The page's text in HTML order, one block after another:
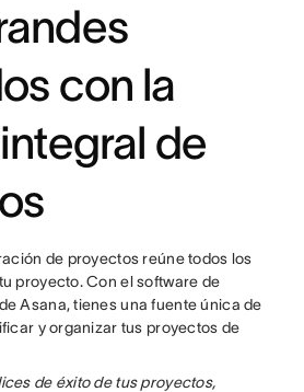
con la
de
de proyectos reúne todos los
proyecto. Con el software de
Asana, tienes una fuente única de
y organizar tus proyectos de
de éxito de tus proyectos,